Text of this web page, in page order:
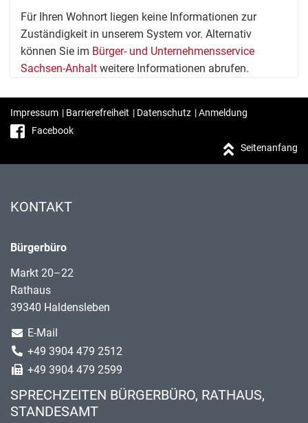
Für Ihren Wohnort liegen keine Informationen zur
Zuständigkeit in unserem System vor. Alternativ
können Sie im Bürger- und Unternehmensservice
Sachsen-Anhalt weitere Informationen abrufen.
Impressum | Barrierefreiheit | Datenschutz |Anmeldung
Facebook
Seitenanfang
KONTAKT
Bürgerbüro
Markt 20–22
Rathaus
39340 Haldensleben
E-Mail
+49 3904 479 2512
+49 3904 479 2599
SPRECHZEITEN BÜRGERBÜRO, RATHAUS,
STANDESAMT